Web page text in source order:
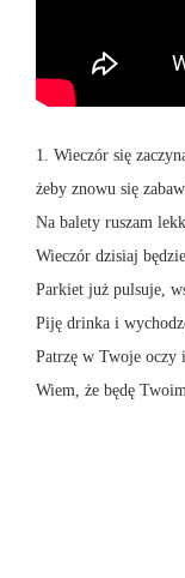
1. Wieczór się
żeby znowu się
Na balety ruszam
Wieczór dzisiaj
Parkiet już pulsuje,
Piję drinka i
Patrzę w Twoje oczy i
Wiem, że będę